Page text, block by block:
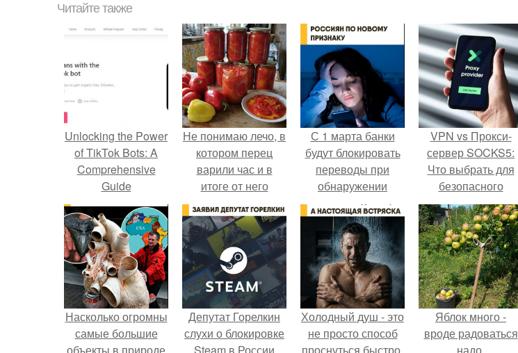
Читайте также
Unlocking the Power
of TikTok Bots: A
Comprehensive
Guide
Не понимаю лечо, в
котором перец
варили час и в
итоге от него
остались одни
бесформенные
тряпочки.
С 1 марта банки
будут блокировать
переводы при
обнаружении
вируса.
VPN vs Прокси-
сервер SOCKS5:
Что выбрать для
безопасного
интернет-
соединения
Насколько огромны
самые большие
объекты в природе
Депутат Горелкин
слухи о блокировке
Steam в России
Холодный душ - это
не просто способ
проснуться быстро.
Яблок много -
вроде радоваться
надо.